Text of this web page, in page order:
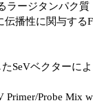
ージタンパク
播性に関与す
SeVベクター
Probe